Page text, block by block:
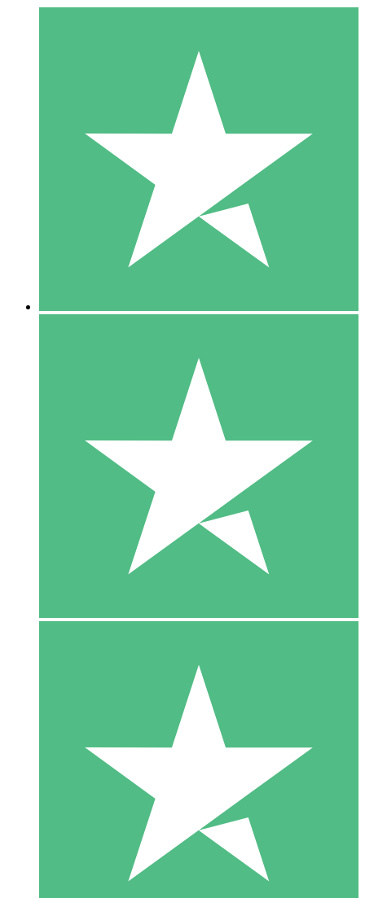
Packs de Crédits Individuels
Payez à l'utilisation avec des crédits de téléchargement. Sans
1 Téléchargement
10 00
10 Téléchargements
20 00